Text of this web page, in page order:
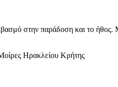
στην παράδοση και το
Ηρακλείου Κρήτης